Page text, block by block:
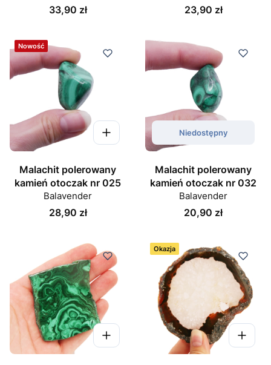
Cena
33,90 zł Cena
23,90 zł
Nowość
Malachit polerowany
kamień otoczak nr 025
Balavender
Cena
28,90 zł
Niedostępny
Malachit polerowany
kamień otoczak nr 032
Balavender
Cena
20,90 zł
Okazja